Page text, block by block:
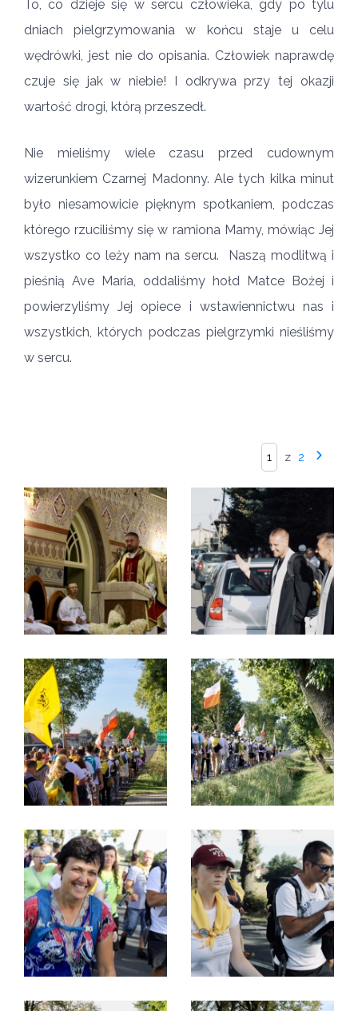
To, co dzieje się w sercu człowieka, gdy po tylu
dniach pielgrzymowania w końcu staje u celu
wędrówki, jest nie do opisania. Człowiek naprawdę
czuje się jak w niebie! I odkrywa przy tej okazji
wartość drogi, którą przeszedł.
Nie mieliśmy wiele czasu przed cudownym
wizerunkiem Czarnej Madonny. Ale tych kilka minut
było niesamowicie pięknym spotkaniem, podczas
którego rzuciliśmy się w ramiona Mamy, mówiąc Jej
wszystko co leży nam na sercu. Naszą modlitwą i
pieśnią Ave Maria, oddaliśmy hołd Matce Bożej i
powierzyliśmy Jej opiece i wstawiennictwu nas i
wszystkich, których podczas pielgrzymki nieśliśmy
w sercu.
z 2